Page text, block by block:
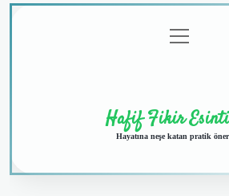
menüyü
aç
Hafif Fikir
Hayatına neşe katan pratik